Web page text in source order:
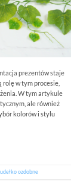
prezentów staje
rolę w tym procesie,
W tym artykule
ale również
kolorów i stylu
ozdobne